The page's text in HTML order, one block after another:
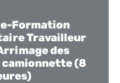
Formation
Travailleur
des
(8